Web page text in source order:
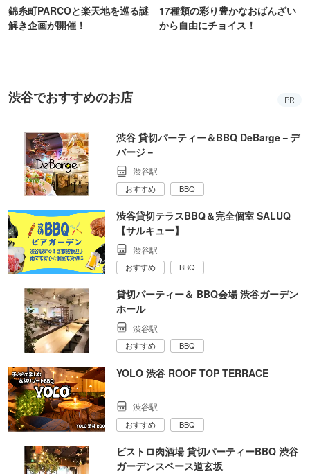
錦糸町PARCOと楽天地を巡る謎
解き企画が開催！
17種類の彩り豊かなおばんざい
から自由にチョイス！
渋谷でおすすめのお店 PR
渋谷 貸切パーティー＆BBQ DeBarge－デ
バージ－
渋谷駅
おすすめ BBQ
渋谷貸切テラスBBQ＆完全個室 SALUQ
【サルキュー】
渋谷駅
おすすめ BBQ
貸切パーティー＆ BBQ会場 渋谷ガーデン
ホール
渋谷駅
おすすめ BBQ
YOLO 渋谷 ROOF TOP TERRACE
渋谷駅
おすすめ BBQ
ビストロ肉酒場 貸切パーティーBBQ 渋谷
ガーデンスペース道玄坂